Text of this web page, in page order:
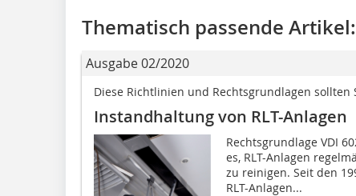
Thematisch passende Artikel:
Ausgabe 02/2020
Diese Richtlinien und Rechtsgrundlagen sollten
Instandhaltung von RLT-Anlagen
Rechtsgrundlage VDI
es, RLT-Anlagen
zu reinigen. Seit den
RLT-Anlagen...